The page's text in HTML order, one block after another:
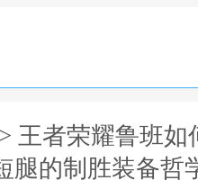
> 王者荣耀鲁班
腿的制胜装备哲